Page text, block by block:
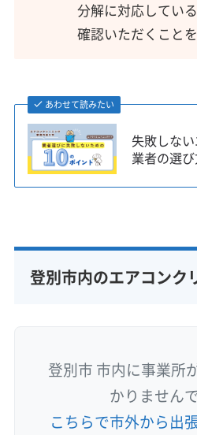
分解に対応してい
確認いただくこと
あわせて読みたい
失敗しな
業者の選
登別市内のエアコンク
登別市 市内に事業所
かりません
こちらで市外から出